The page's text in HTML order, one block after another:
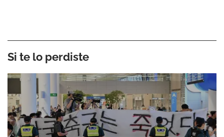
Si te lo perdiste